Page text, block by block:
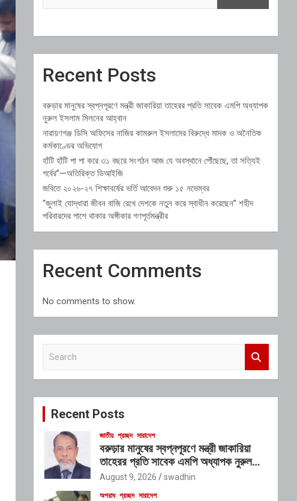
Recent Posts
বরুড়ার মানুষের স্বপ্নপূরণে মন্ত্রী জাকারিয়া তাহেরর প্রতি সাবেক এমপি অধ্যাপক
নুরুল ইসলাম মিলনের আহ্বান
নারায়ণগঞ্জ ডিসি অফিসের নাজির কামরুল ইসলামের বিরুদ্ধে মাদক ও অনৈতিক
কর্মকাণ্ডের অভিযোগ
হাঁটি হাঁটি পা পা করে ৩১ বছরে সংগঠন আজ যে অবস্থানে পৌঁছেছে, তা সত্যিই
গর্বের”—অতিরিক্ত ডিআইজি
জবিতে ২০২৬-২৭ শিক্ষাবর্ষের ভর্তি আবেদন শুরু ১৫ নভেম্বর
“জুলাই যোদ্ধারা জীবন বাজি রেখে দেশকে নতুন করে স্বাধীন করেছেন” শহীদ
পরিবারদের পাশে থাকার অঙ্গীকার গণপূর্তমন্ত্রীর
Recent Comments
No comments to show.
c
Recent Posts
জাতীয় প্রচ্ছদ সারাদেশ
বরুড়ার মানুষের স্বপ্নপূরণে মন্ত্রী জাকারিয়া
তাহেরর প্রতি সাবেক এমপি অধ্যাপক নুরুল
ইসলাম মিলনের আহ্বান
August 9, 2026 swadhin
অপরাধ প্রচ্ছদ সারাদেশ